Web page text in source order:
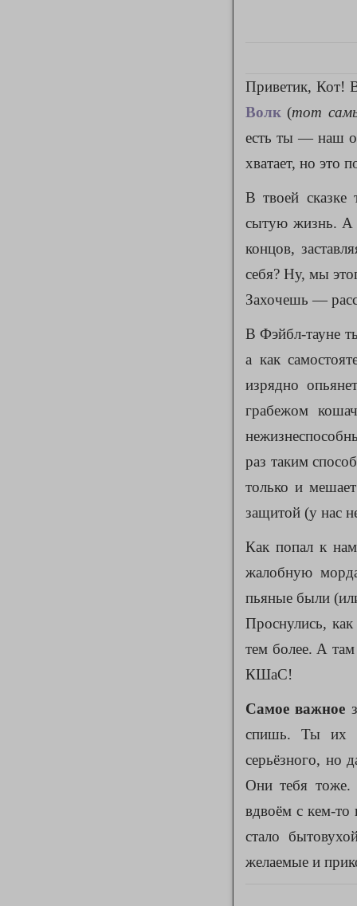
Приветик, Кот!
Волк (тот
есть ты — наш
хватает, но это
В твоей
сытую жизнь. А
концов,
себя? Ну, мы
Захочешь —
В Фэйбл-тауне
а как
изрядно
грабежом
раз таким
только и
защитой (у нас
Как попал к
жалобную
пьяные были
Проснулись,
тем более. А
КШаС!
Самое важное
спишь. Ты
серьёзного, но
Они тебя тоже.
вдвоём с кем-то
стало
желаемые и